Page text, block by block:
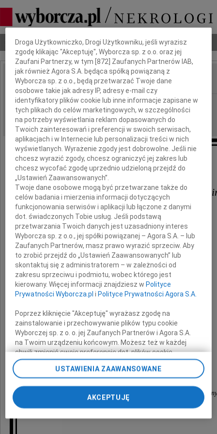
Nekrologi Odeszli Poradnik pogrzebowy
IMIĘ I NAZWISKO:
REGION: Lublin
DATA EMISJI: 24.01.2024
Państwu
Leszkowi i Renacie
wyrazy głębokiego współczucia
z powodu śmierci
Mamy i Teściowej
składają
przyjaciele
z Katedry Elektrotechniki i Technologii
Politechniki Lubelskiej
Dbamy o Twoją prywatność
Droga Użytkowniczko, Drogi Użytkowniku, jeśli wyrazisz
zgodę klikając "Akceptuję", Wyborcza sp. z o.o. oraz jej
Zaufani Partnerzy, w tym [872 ] Zaufanych Partnerów IAB,
jak również Agora S.A. będąca spółką powiązaną z
Wyborcza sp. z o.o., będą przetwarzać Twoje dane
osobowe takie jak adresy IP, adresy e-mail czy
identyfikatory plików cookie lub inne informacje zapisane w
tych plikach do celów marketingowych, w szczególności
na potrzeby wyświetlania reklam dopasowanych do
Twoich zainteresowań i preferencji w swoich serwisach,
aplikacjach i w Internecie lub personalizacji treści w nich
wyświetlanych. Wyrażenie zgody jest dobrowolne. Jeśli nie
chcesz wyrazić zgody, chcesz ograniczyć jej zakres lub
chcesz wycofać zgodę uprzednio udzieloną przejdź do
„Ustawień Zaawansowanych”.
Twoje dane osobowe mogą być przetwarzane także do
celów badania i mierzenia informacji dotyczących
funkcjonowania serwisów i aplikacji lub łączone z danymi
dot. świadczonych Tobie usług. Jeśli podstawą
przetwarzania Twoich danych jest uzasadniony interes
Wyborcza sp. z o.o., jej spółki powiązanej – Agora S.A. – lub
Zaufanych Partnerów, masz prawo wyrazić sprzeciw. Aby
to zrobić przejdź do „Ustawień Zaawansowanych” lub
skontaktuj się z administratorem – w zależności od
zakresu sprzeciwu i podmiotu, wobec którego jest
kierowany. Więcej informacji znajdziesz w Polityce
Prywatności Wyborcza.pl i Polityce Prywatności Agora S.A.
Poprzez kliknięcie "Akceptuję" wyrażasz zgodę na
zainstalowanie i przechowywanie plików typu cookie
Wyborczej sp. z o. o. jej Zaufanych Partnerów i Agora S.A.
na Twoim urządzeniu końcowym. Możesz też w każdej
chwili zmienić swoje preferencje dot. plików cookie,
ponownie wywołując narzędzie do zarządzania Twoimi
preferencjami dot. przetwarzania danych poprzez
odnośnik „Ustawienia prywatności” w stopce serwisu i
przechodząc do sekcji „Ustawienia zaawansowane”.
Zmiana ustawień plików cookie możliwa jest także za
pomocą ustawień przeglądarki.
USTAWIENIA ZAAWANSOWANE
AKCEPTUJĘ